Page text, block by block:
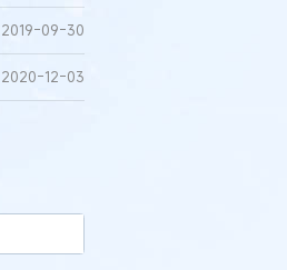
2019-09-30
2020-12-03